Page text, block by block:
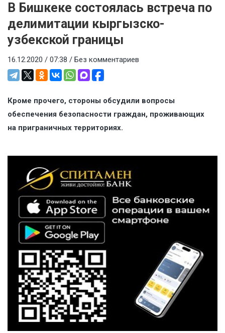
В Бишкеке состоялась встреча по
делимитации кыргызско-
узбекской границы
16.12.2020 / 07:38 / Без комментариев
Кроме прочего, стороны обсудили вопросы
обеспечения безопасности граждан, проживающих
на приграничных территориях.